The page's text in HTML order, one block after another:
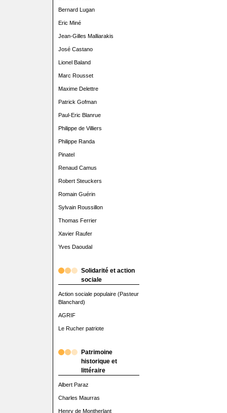
Bernard Lugan
Eric Miné
Jean-Gilles Malliarakis
José Castano
Lionel Baland
Marc Rousset
Maxime Delettre
Patrick Gofman
Paul-Eric Blanrue
Philippe de Villiers
Philippe Randa
Pinatel
Renaud Camus
Robert Steuckers
Romain Guérin
Sylvain Roussillon
Thomas Ferrier
Xavier Raufer
Yves Daoudal
Solidarité et action
sociale
Action sociale populaire (Pasteur
Blanchard)
AGRIF
Le Rucher patriote
Patrimoine
historique et
littéraire
Albert Paraz
Charles Maurras
Henry de Montherlant